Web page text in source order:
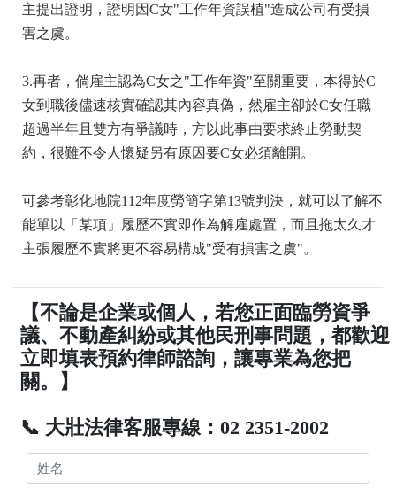
主提出證明，證明因C女"工作年資誤植"造成公司有受損
害之虞。
3.再者，倘雇主認為C女之"工作年資"至關重要，本得於C
女到職後儘速核實確認其內容真偽，然雇主卻於C女任職
超過半年且雙方有爭議時，方以此事由要求終止勞動契
約，很難不令人懷疑另有原因要C女必須離開。
可參考彰化地院112年度勞簡字第13號判決，就可以了解不
能單以「某項」履歷不實即作為解雇處置，而且拖太久才
主張履歷不實將更不容易構成"受有損害之虞"。
【不論是企業或個人，若您正面臨勞資爭
議、不動產糾紛或其他民刑事問題，都歡迎
立即填表預約律師諮詢，讓專業為您把
關。】
📞 大壯法律客服專線：02 2351-2002